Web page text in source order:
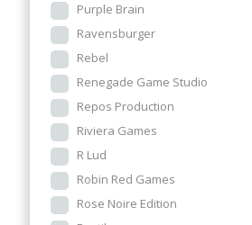
Purple Brain
Ravensburger
Rebel
Renegade Game Studio
Repos Production
Riviera Games
R Lud
Robin Red Games
Rose Noire Edition